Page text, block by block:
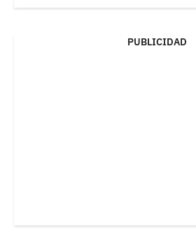
PUBLICIDAD